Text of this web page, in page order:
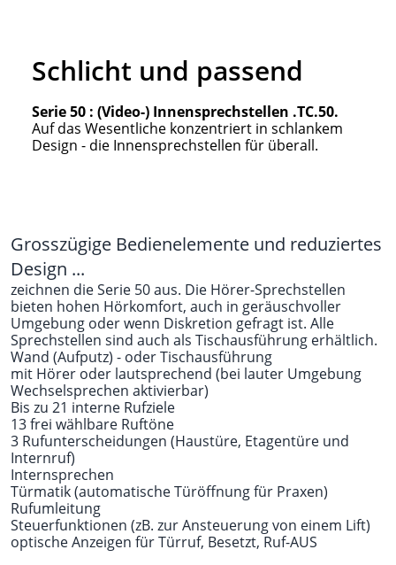
Schlicht und passend
Serie 50 : (Video-) Innensprechstellen .TC.50.
Auf das Wesentliche konzentriert in schlankem
Design - die Innensprechstellen für überall.
Grosszügige Bedienelemente und reduziertes
Design ...
zeichnen die Serie 50 aus. Die Hörer-Sprechstellen
bieten hohen Hörkomfort, auch in geräuschvoller
Umgebung oder wenn Diskretion gefragt ist. Alle
Sprechstellen sind auch als Tischausführung erhältlich.
Wand (Aufputz) - oder Tischausführung
mit Hörer oder lautsprechend (bei lauter Umgebung
Wechselsprechen aktivierbar)
Bis zu 21 interne Rufziele
13 frei wählbare Ruftöne
3 Rufunterscheidungen (Haustüre, Etagentüre und
Internruf)
Internsprechen
Türmatik (automatische Türöffnung für Praxen)
Rufumleitung
Steuerfunktionen (zB. zur Ansteuerung von einem Lift)
optische Anzeigen für Türruf, Besetzt, Ruf-AUS